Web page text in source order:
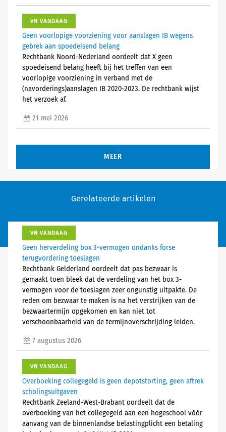
VN VANDAAG
Geen voorlopige voorziening voor aanslagen IB wegens
gebrek aan spoedeisend belang
Rechtbank Noord-Nederland oordeelt dat X geen
spoedeisend belang heeft bij het treffen van een
voorlopige voorziening in verband met de
(navorderings)aanslagen IB 2020-2023. De rechtbank wijst
het verzoek af.
21 mei 2026
MEER
Gerelateerde artikelen
VN VANDAAG
Geen herverdeling box 3-vermogen ondanks forse
terugvordering toeslagen
Rechtbank Gelderland oordeelt dat pas bezwaar is
gemaakt toen bleek dat de verdeling van het box 3-
vermogen voor de toeslagen zeer ongunstig uitpakte. De
reden om bezwaar te maken is na het verstrijken van de
bezwaartermijn opgekomen en kan niet tot
verschoonbaarheid van de termijnoverschrijding leiden.
7 augustus 2026
VN VANDAAG
Overboeking collegegeld is geen depotstorting, geen aftrek
scholingsuitgaven
Rechtbank Zeeland-West-Brabant oordeelt dat de
overboeking van het collegegeld aan een hogeschool vóór
aanvang van de binnenlandse belastingplicht een betaling